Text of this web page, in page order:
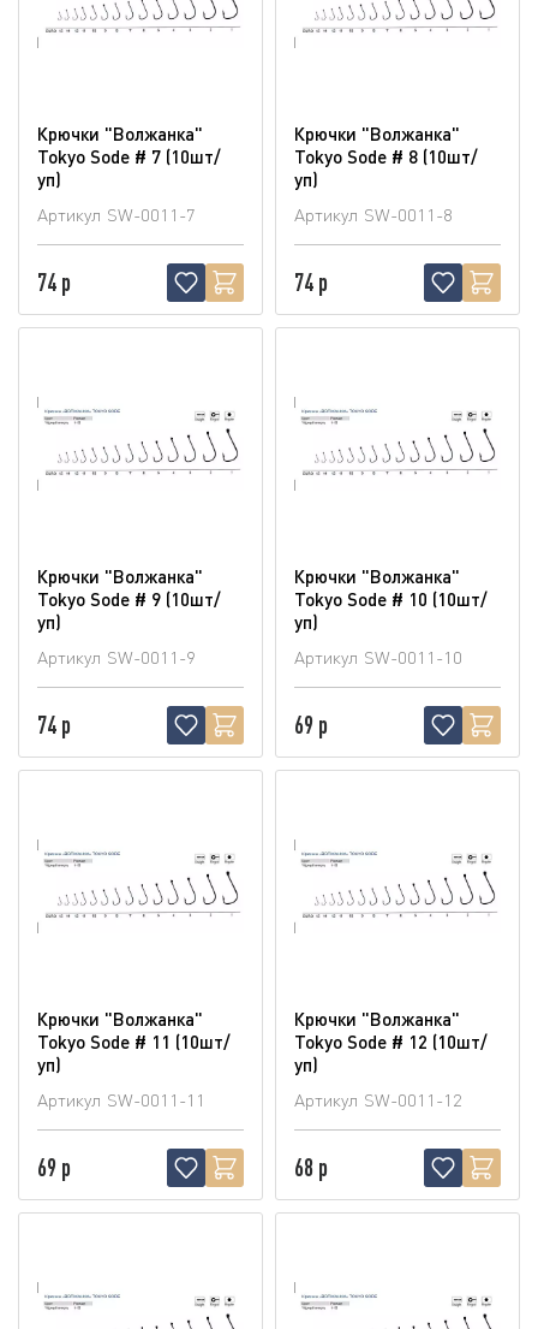
Крючки "Волжанка"
Tokyo Sode # 7 (10шт/
уп)
Артикул SW-0011-7
74 р
Крючки "Волжанка"
Tokyo Sode # 8 (10шт/
уп)
Артикул SW-0011-8
74 р
Крючки "Волжанка"
Tokyo Sode # 9 (10шт/
уп)
Артикул SW-0011-9
74 р
Крючки "Волжанка"
Tokyo Sode # 10 (10шт/
уп)
Артикул SW-0011-10
69 р
Крючки "Волжанка"
Tokyo Sode # 11 (10шт/
уп)
Артикул SW-0011-11
69 р
Крючки "Волжанка"
Tokyo Sode # 12 (10шт/
уп)
Артикул SW-0011-12
68 р